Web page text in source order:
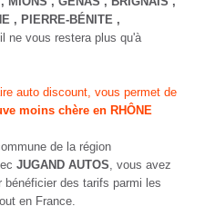
, PIERRE-BÉNITE ,
ne vous restera plus qu'à
auto discount, vous permet de
moins chère en RHÔNE
de la région
JUGAND AUTOS , vous avez
bénéficier des tarifs parmi les
en France.